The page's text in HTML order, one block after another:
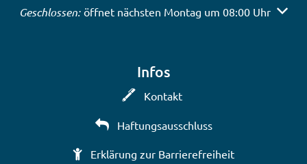
Klicken, um weitere Öffnungs- oder Schließzeiten
Geschlossen: öffnet nächsten Montag um 08:00 Uhr
Infos
Kontakt
Haftungsausschluss
Erklärung zur Barrierefreiheit